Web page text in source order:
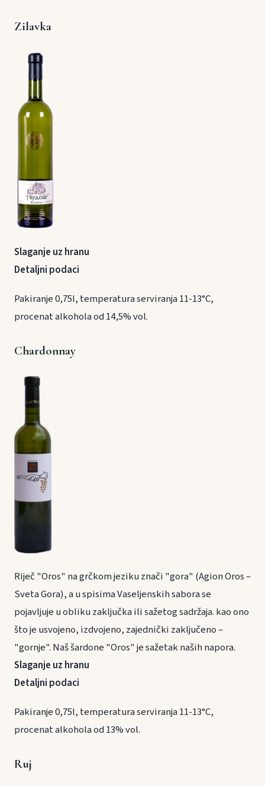
Zilavka
Slaganje uz hranu
Detaljni podaci
Pakiranje 0,75l, temperatura serviranja 11-13°C,
procenat alkohola od 14,5% vol.
Chardonnay
Riječ "Oros" na grčkom jeziku znači "gora" (Agion Oros –
Sveta Gora), a u spisima Vaseljenskih sabora se
pojavljuje u obliku zaključka ili sažetog sadržaja. kao ono
što je usvojeno, izdvojeno, zajednički zaključeno –
"gornje". Naš šardone "Oros" je sažetak naših napora.
Slaganje uz hranu
Detaljni podaci
Pakiranje 0,75l, temperatura serviranja 11-13°C,
procenat alkohola od 13% vol.
Ruj